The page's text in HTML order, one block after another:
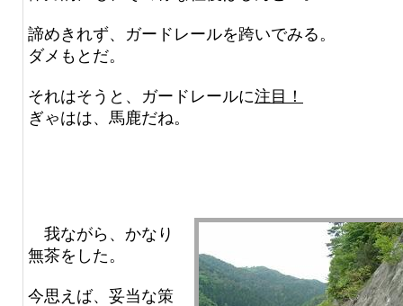
諦めきれず、ガードレールを跨いでみる。
ダメもとだ。
それはそうと、ガードレールに注目！
ぎゃはは、馬鹿だね。
我ながら、かなり
無茶をした。
今思えば、妥当な策